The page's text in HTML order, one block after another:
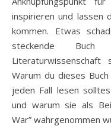
inspirieren und lassen
kommen. Etwas
steckende Buch
Warum du dieses
jeden Fall lesen
und warum sie als
War” wahrgenommen